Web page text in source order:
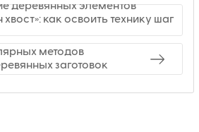
деревянных элементов
хвост»: как освоить технику шаг
методов
заготовок